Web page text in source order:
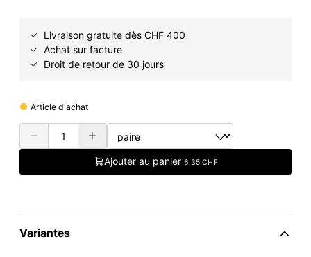
Livraison gratuite dès CHF 400
Achat sur facture
Droit de retour de 30 jours
Article d'achat
Ajouter au panier 6.35 CHF
Variantes